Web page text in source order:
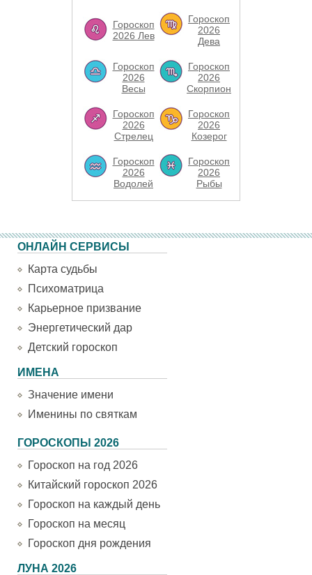
Гороскоп
2026 Лев
Гороскоп
2026
Дева
Гороскоп
2026
Весы
Гороскоп
2026
Скорпион
Гороскоп
2026
Стрелец
Гороскоп
2026
Козерог
Гороскоп
2026
Водолей
Гороскоп
2026
Рыбы
ОНЛАЙН СЕРВИСЫ
Карта судьбы
Психоматрица
Карьерное призвание
Энергетический дар
Детский гороскоп
ИМЕНА
Значение имени
Именины по святкам
ГОРОСКОПЫ 2026
Гороскоп на год 2026
Китайский гороскоп 2026
Гороскоп на каждый день
Гороскоп на месяц
Гороскоп дня рождения
ЛУНА 2026